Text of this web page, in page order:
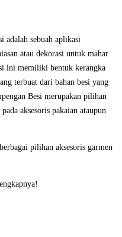
adalah sebuah aplikasi
atau dekorasi untuk mahar
ini memiliki bentuk kerangka
terbuat dari bahan besi yang
Besi merupakan pilihan
aksesoris pakaian ataupun
pilihan aksesoris garmen